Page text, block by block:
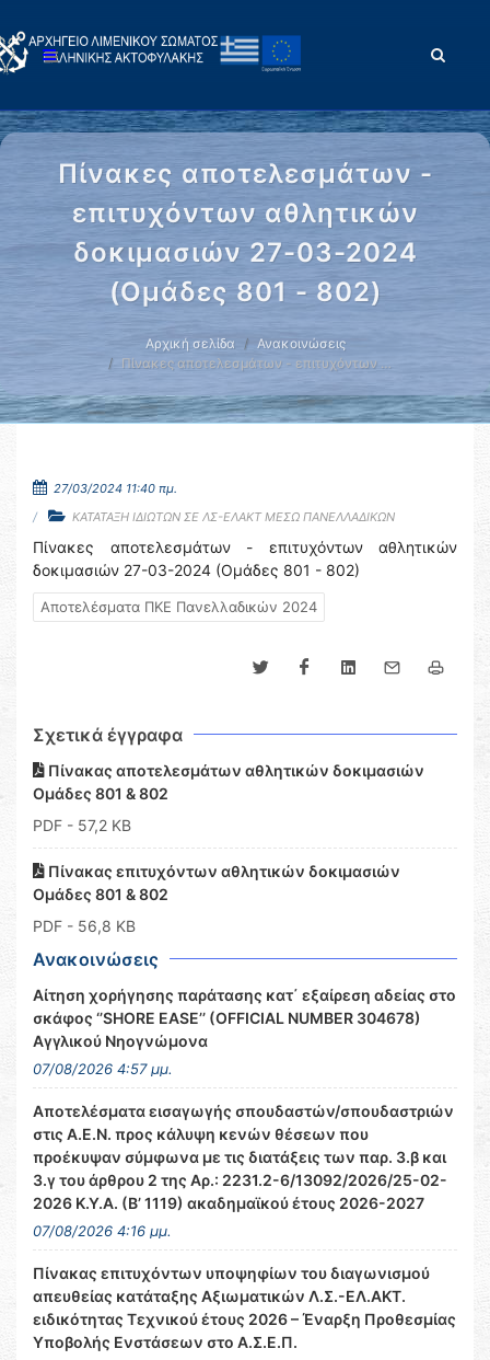
Πίνακες αποτελεσμάτων -
επιτυχόντων αθλητικών
δοκιμασιών 27-03-2024
(Ομάδες 801 - 802)
Αρχική σελίδα
Ανακοινώσεις
Πίνακες αποτελεσμάτων - επιτυχόντων …
27/03/2024 11:40 πμ.
ΚΑΤΑΤΑΞΗ ΙΔΙΩΤΩΝ ΣΕ ΛΣ-ΕΛΑΚΤ ΜΕΣΩ ΠΑΝΕΛΛΑΔΙΚΩΝ
Πίνακες αποτελεσμάτων - επιτυχόντων αθλητικών
δοκιμασιών 27-03-2024 (Ομάδες 801 - 802)
Αποτελέσματα ΠΚΕ Πανελλαδικών 2024
Σχετικά έγγραφα
Πίνακας αποτελεσμάτων αθλητικών δοκιμασιών
Ομάδες 801 & 802
PDF - 57,2 KB
Πίνακας επιτυχόντων αθλητικών δοκιμασιών
Ομάδες 801 & 802
PDF - 56,8 KB
Ανακοινώσεις
Αίτηση χορήγησης παράτασης κατ΄ εξαίρεση αδείας στο
σκάφος ‘’SHORE EASE’’ (OFFICIAL NUMBER 304678)
Αγγλικού Νηογνώμονα
07/08/2026 4:57 μμ.
Αποτελέσματα εισαγωγής σπουδαστών/σπουδαστριών
στις Α.Ε.Ν. προς κάλυψη κενών θέσεων που
προέκυψαν σύμφωνα με τις διατάξεις των παρ. 3.β και
3.γ του άρθρου 2 της Αρ.: 2231.2-6/13092/2026/25-02-
2026 Κ.Υ.Α. (Β’ 1119) ακαδημαϊκού έτους 2026-2027
07/08/2026 4:16 μμ.
Πίνακας επιτυχόντων υποψηφίων του διαγωνισμού
απευθείας κατάταξης Αξιωματικών Λ.Σ.-ΕΛ.ΑΚΤ.
ειδικότητας Τεχνικού έτους 2026 – Έναρξη Προθεσμίας
Υποβολής Ενστάσεων στο Α.Σ.Ε.Π.